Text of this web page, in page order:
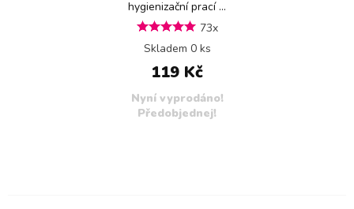
hygienizační prací ...
73x
Skladem 0 ks
119 Kč
Nyní vyprodáno!
Předobjednej!